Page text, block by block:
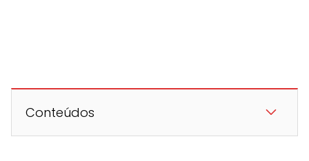
Conteúdos